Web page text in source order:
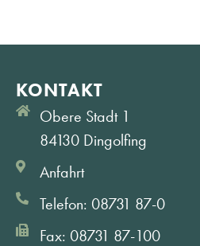
KONTAKT
Obere Stadt 1
84130 Dingolfing
Anfahrt
Telefon: 08731 87-0
Fax: 08731 87-100